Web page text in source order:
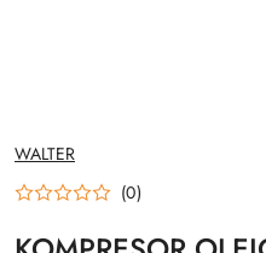
NAZWA
PRODUCENTA:
WALTER
(0)